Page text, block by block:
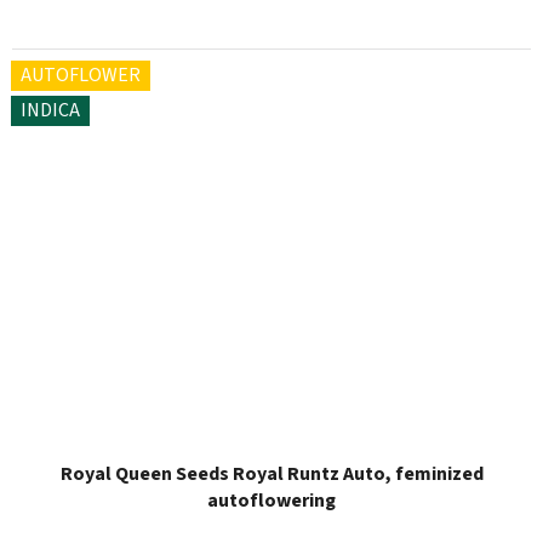
AUTOFLOWER
INDICA
Royal Queen Seeds Royal Runtz Auto, feminized
autoflowering